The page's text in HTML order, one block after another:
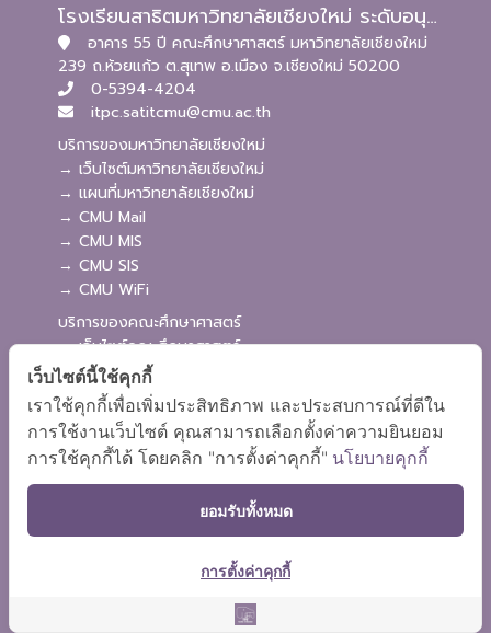
โรงเรียนสาธิตมหาวิทยาลัยเชียงใหม่ ระดับอนุบาลและประถมศึกษา
อาคาร 55 ปี คณะศึกษาศาสตร์ มหาวิทยาลัยเชียงใหม่
239 ถ.ห้วยแก้ว ต.สุเทพ อ.เมือง จ.เชียงใหม่ 50200
0-5394-4204
itpc.satitcmu@cmu.ac.th
บริการของมหาวิทยาลัยเชียงใหม่
→ เว็บไซต์มหาวิทยาลัยเชียงใหม่
→ แผนที่มหาวิทยาลัยเชียงใหม่
→ CMU Mail
→ CMU MIS
→ CMU SIS
→ CMU WiFi
บริการของคณะศึกษาศาสตร์
→ เว็บไซต์คณะศึกษาศาสตร์
→ ระบบจัดการเว็บไซต์
→ ระบบ Admission
→ EDU MIS
→ EDU SIS
เว็บไซต์นี้ใช้คุกกี้
เราใช้คุกกี้เพื่อเพิ่มประสิทธิภาพ และประสบการณ์ที่ดีใน
การใช้งานเว็บไซต์ คุณสามารถเลือกตั้งค่าความยินยอม
การใช้คุกกี้ได้ โดยคลิก "การตั้งค่าคุกกี้" นโยบายคุกกี้
ยอมรับทั้งหมด
การตั้งค่าคุกกี้